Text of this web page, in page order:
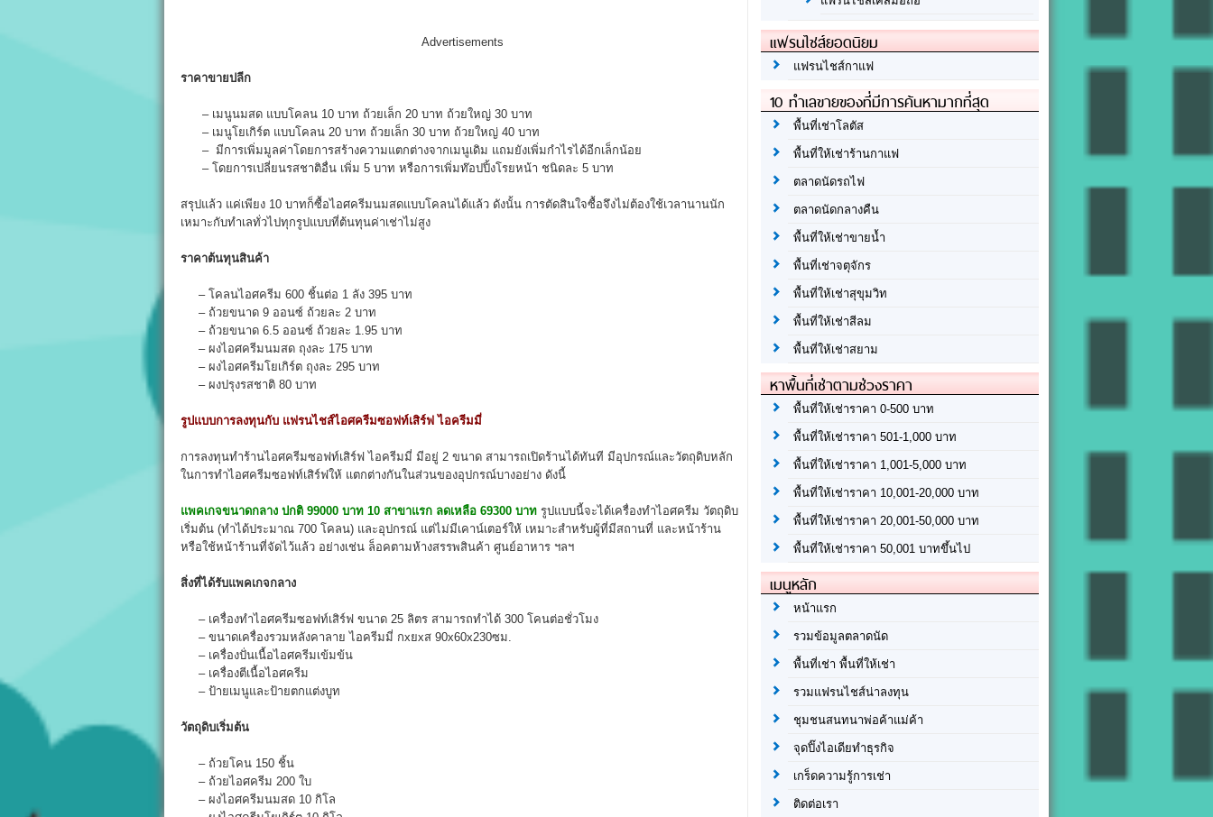
Advertisements
ราคาขายปลีก
– เมนูนมสด แบบโคลน 10 บาท ถ้วยเล็ก 20 บาท ถ้วยใหญ่ 30 บาท
– เมนูโยเกิร์ต แบบโคลน 20 บาท ถ้วยเล็ก 30 บาท ถ้วยใหญ่ 40 บาท
– มีการเพิ่มมูลค่าโดยการสร้างความแตกต่างจากเมนูเดิม แถมยังเพิ่มกำไรได้อีกเล็กน้อย
– โดยการเปลี่ยนรสชาติอื่น เพิ่ม 5 บาท หรือการเพิ่มท๊อปปิ้งโรยหน้า ชนิดละ 5 บาท
สรุปแล้ว แค่เพียง 10 บาทก็ซื้อไอศครีมนมสดแบบโคลนได้แล้ว ดังนั้น การตัดสินใจซื้อจึงไม่ต้องใช้เวลานานนัก
เหมาะกับทำเลทั่วไปทุกรูปแบบที่ต้นทุนค่าเช่าไม่สูง
ราคาต้นทุนสินค้า
– โคลนไอศครีม 600 ชิ้นต่อ 1 ลัง 395 บาท
– ถ้วยขนาด 9 ออนซ์ ถ้วยละ 2 บาท
– ถ้วยขนาด 6.5 ออนซ์ ถ้วยละ 1.95 บาท
– ผงไอศครีมนมสด ถุงละ 175 บาท
– ผงไอศครีมโยเกิร์ต ถุงละ 295 บาท
– ผงปรุงรสชาติ 80 บาท
รูปแบบการลงทุนกับ แฟรนไชส์ไอศครีมซอฟท์เสิร์ฟ ไอครีมมี่
การลงทุนทำร้านไอศครีมซอฟท์เสิร์ฟ ไอครีมมี่ มีอยู่ 2 ขนาด สามารถเปิดร้านได้ทันที มีอุปกรณ์และวัตถุดิบหลัก
ในการทำไอศครีมซอฟท์เสิร์ฟให้ แตกต่างกันในส่วนของอุปกรณ์บางอย่าง ดังนี้
แพคเกจขนาดกลาง ปกติ 99000 บาท 10 สาขาแรก ลดเหลือ 69300 บาท รูปแบบนี้จะได้เครื่องทำไอศครีม วัตถุดิบ
เริ่มต้น (ทำได้ประมาณ 700 โคลน) และอุปกรณ์ แต่ไม่มีเคาน์เตอร์ให้ เหมาะสำหรับผู้ที่มีสถานที่ และหน้าร้าน
หรือใช้หน้าร้านที่จัดไว้แล้ว อย่างเช่น ล็อคตามห้างสรรพสินค้า ศูนย์อาหาร ฯลฯ
สิ่งที่ได้รับแพคเกจกลาง
– เครื่องทำไอศครีมซอฟท์เสิร์ฟ ขนาด 25 ลิตร สามารถทำได้ 300 โคนต่อชั่วโมง
– ขนาดเครื่องรวมหลังคาลาย ไอครีมมี่ กxยxส 90x60x230ซม.
– เครื่องปั่นเนื้อไอศครีมเข้มข้น
– เครื่องตีเนื้อไอศครีม
– ป้ายเมนูและป้ายตกแต่งบูท
วัตถุดิบเริ่มต้น
– ถ้วยโคน 150 ชิ้น
– ถ้วยไอศครีม 200 ใบ
– ผงไอศครีมนมสด 10 กิโล
แฟรนไชส์ยอดนิยม
แฟรนไชส์กาแฟ
10 ทำเลขายของที่มีการค้นหามากที่สุด
พื้นที่เช่าโลตัส
พื้นที่ให้เช่าร้านกาแฟ
ตลาดนัดรถไฟ
ตลาดนัดกลางคืน
พื้นที่ให้เช่าขายน้ำ
พื้นที่เช่าจตุจักร
พื้นที่ให้เช่าสุขุมวิท
พื้นที่ให้เช่าสีลม
พื้นที่ให้เช่าสยาม
หาพื้นที่เช่าตามช่วงราคา
พื้นที่ให้เช่าราคา 0-500 บาท
พื้นที่ให้เช่าราคา 501-1,000 บาท
พื้นที่ให้เช่าราคา 1,001-5,000 บาท
พื้นที่ให้เช่าราคา 10,001-20,000 บาท
พื้นที่ให้เช่าราคา 20,001-50,000 บาท
พื้นที่ให้เช่าราคา 50,001 บาทขึ้นไป
เมนูหลัก
หน้าแรก
รวมข้อมูลตลาดนัด
พื้นที่เช่า พื้นที่ให้เช่า
รวมแฟรนไชส์น่าลงทุน
ชุมชนสนทนาพ่อค้าแม่ค้า
จุดปิ๊งไอเดียทำธุรกิจ
เกร็ดความรู้การเช่า
ติดต่อเรา